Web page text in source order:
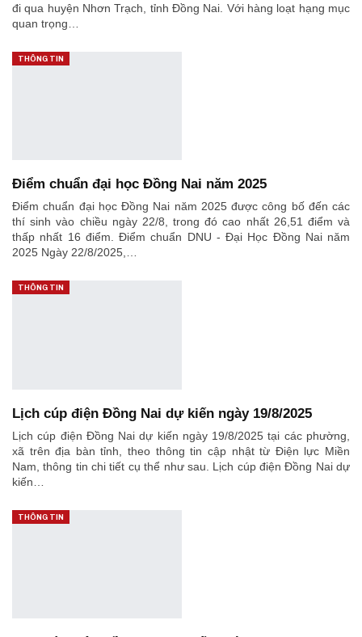
đi qua huyện Nhơn Trạch, tỉnh Đồng Nai. Với hàng loạt hạng mục
quan trọng…
THÔNG TIN
Điểm chuẩn đại học Đồng Nai năm 2025
Điểm chuẩn đại học Đồng Nai năm 2025 được công bố đến các
thí sinh vào chiều ngày 22/8, trong đó cao nhất 26,51 điểm và
thấp nhất 16 điểm. Điểm chuẩn DNU - Đại Học Đồng Nai năm
2025 Ngày 22/8/2025,…
THÔNG TIN
Lịch cúp điện Đồng Nai dự kiến ngày 19/8/2025
Lịch cúp điện Đồng Nai dự kiến ngày 19/8/2025 tại các phường,
xã trên địa bàn tỉnh, theo thông tin cập nhật từ Điện lực Miền
Nam, thông tin chi tiết cụ thể như sau. Lịch cúp điện Đồng Nai dự
kiến…
THÔNG TIN